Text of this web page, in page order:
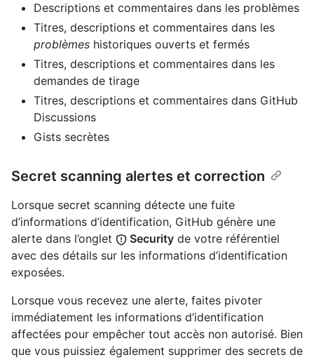
Descriptions et commentaires dans les problèmes
Titres, descriptions et commentaires dans les
problèmes historiques ouverts et fermés
Titres, descriptions et commentaires dans les
demandes de tirage
Titres, descriptions et commentaires dans GitHub
Discussions
Gists secrètes
Secret scanning alertes et correction
Lorsque secret scanning détecte une fuite
d’informations d’identification, GitHub génère une
alerte dans l’onglet
Security de votre référentiel
avec des détails sur les informations d’identification
exposées.
Lorsque vous recevez une alerte, faites pivoter
immédiatement les informations d’identification
affectées pour empêcher tout accès non autorisé. Bien
que vous puissiez également supprimer des secrets de